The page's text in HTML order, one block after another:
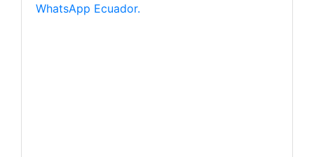
WhatsApp Ecuador.